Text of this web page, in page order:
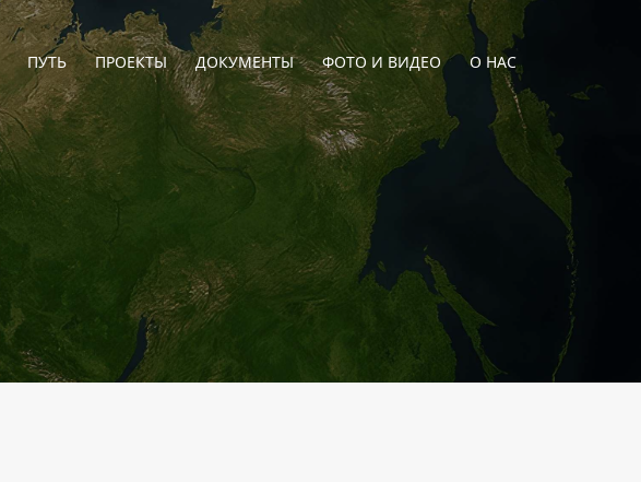
ПУТЬ ПРОЕКТЫ ДОКУМЕНТЫ ФОТО И ВИДЕО О НАС